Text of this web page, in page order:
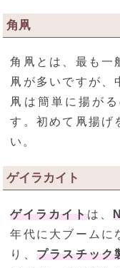
角凧
角凧とは、最も一
凧が多いですが、
凧は簡単に揚がる
す。初めて凧揚げ
い。
ゲイラカイト
ゲイラカイトは、
年代に大ブームに
り、 プラスチック